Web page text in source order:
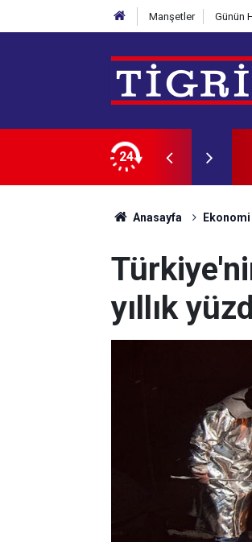
Manşetler Günün
24
Anasayfa Ekonomi
yıllık